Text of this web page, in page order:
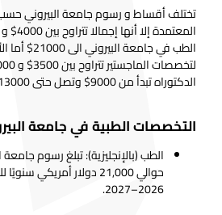
تختلف أقساط و رسوم جامعة البيروني
الطب في جامعة
الدكتوراه تبدأ من 9000$ وتصل حتى 13000$.
التخصصات الطبية في جامعة
الطب (بالإنجليزية): تبلغ رسوم جامعة
حوالي 21,000 دولار أمريكي
2026–2027.